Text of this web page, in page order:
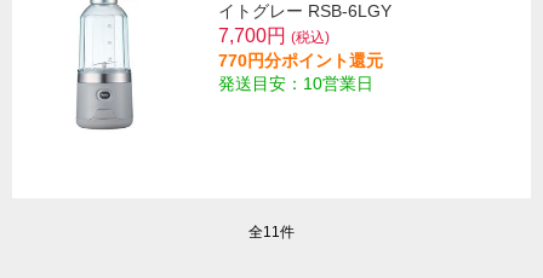
イトグレー RSB-6LGY
7,700円 (税込)
770円分ポイント還元
発送目安：10営業日
全11件